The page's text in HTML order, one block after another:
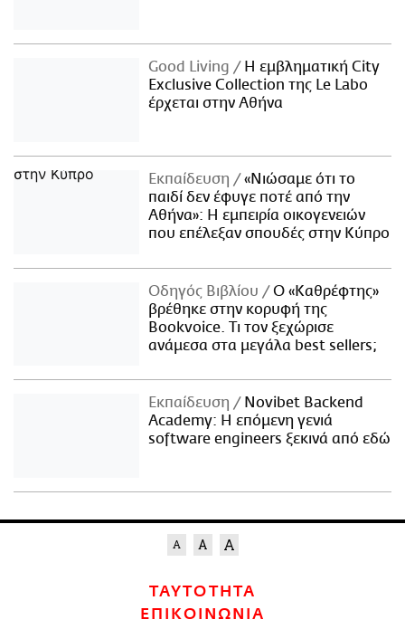
Good Living
Η εμβληματική City
Exclusive Collection της Le Labo
έρχεται στην Αθήνα
Εκπαίδευση
«Νιώσαμε ότι το
παιδί δεν έφυγε ποτέ από την
Αθήνα»: Η εμπειρία οικογενειών
που επέλεξαν σπουδές στην Κύπρο
Οδηγός Βιβλίου
Ο «Καθρέφτης»
βρέθηκε στην κορυφή της
Bookvoice. Τι τον ξεχώρισε
ανάμεσα στα μεγάλα best sellers;
Εκπαίδευση
Novibet Backend
Academy: Η επόμενη γενιά
software engineers ξεκινά από εδώ
ΤΑΥΤΟΤΗΤΑ
ΕΠΙΚΟΙΝΩΝΙΑ